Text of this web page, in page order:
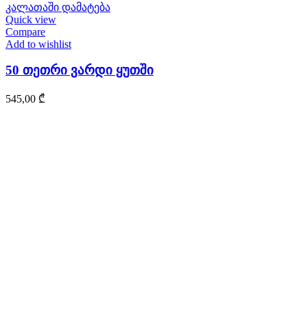
კალათაში დამატება
Quick view
Compare
Add to wishlist
50 თეთრი ვარდი ყუთში
545,00 ₾